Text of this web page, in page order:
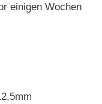
einigen Wochen